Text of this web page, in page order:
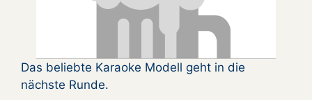
Das beliebte Karaoke Modell geht in die
nächste Runde.